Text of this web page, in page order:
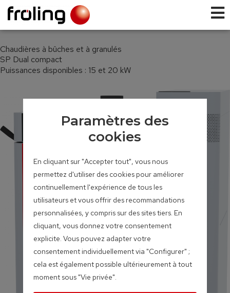
Chaudières à bûches et à granulés
SP Dual compact
Puissances disponibles : 15 et 20 kW
Paramètres des
cookies
En cliquant sur "Accepter tout", vous nous
permettez d'utiliser des cookies pour améliorer
continuellement l'expérience de tous les
utilisateurs et vous offrir des recommandations
personnalisées, y compris sur des sites tiers. En
cliquant, vous donnez votre consentement
explicite. Vous pouvez adapter votre
consentement individuellement via "Configurer" ;
cela est également possible ultérieurement à tout
moment sous "Vie privée".